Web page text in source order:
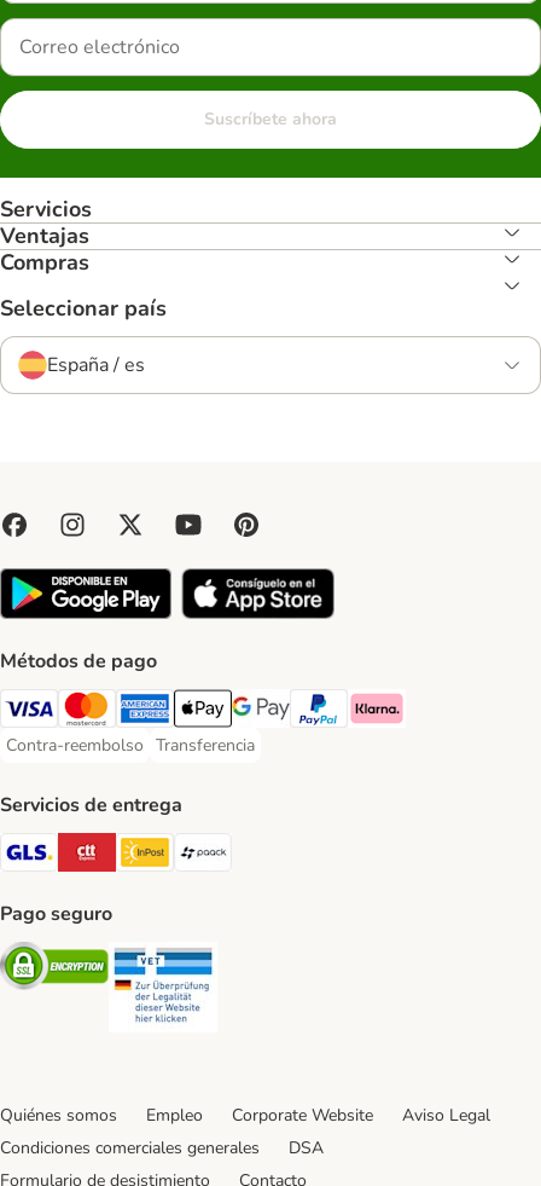
Suscríbete ahora
Servicios
Ventajas
Compras
Seleccionar país
España / es
Métodos de pago
Visa Payment Method
Mastercard Payment Method
American Express Payment Method
Apple Pay Payment Method
Google Pay Payment Method
PayPal Payment Method
Klarna Payment Method
Contra-reembolso
Contra-reembolso Payment Method
Transferencia
Transferencia Payment Method
Servicios de entrega
GLS Shipping Method
CTTExpress Shipping Method
InPost Shipping Method
paack Shipping Method
Pago seguro
Security
Quiénes somos Empleo Corporate Website
Aviso Legal
Condiciones comerciales generales
DSA
Formulario de desistimiento
Contacto